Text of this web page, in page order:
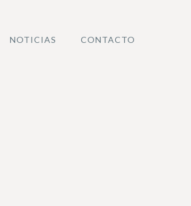
NOTICIAS CONTACTO